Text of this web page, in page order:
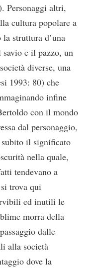
Personaggi altri,
cultura popolare a
struttura d’una
e il pazzo, un
diverse, una
1993: 80) che
infine
con il mondo
dal personaggio,
il significato
nella quale,
tendevano a
trova qui
ed inutili le
morra della
dalle
alla società
dove la